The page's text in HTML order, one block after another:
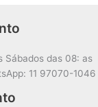
Sábados das 08: as
11 97070-1046